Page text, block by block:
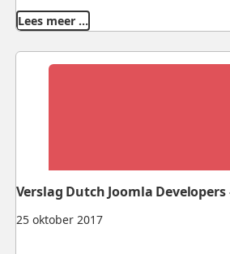
Lees meer …
25 oktober 2017
Verslag Dutch Joomla Developers